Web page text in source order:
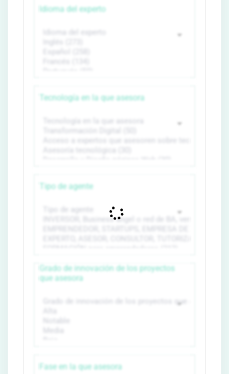
Idioma del experto
Tecnología en la que asesora
Tipo de agente
Grado de innovación de los proyectos
que asesora
Fase en la que asesora